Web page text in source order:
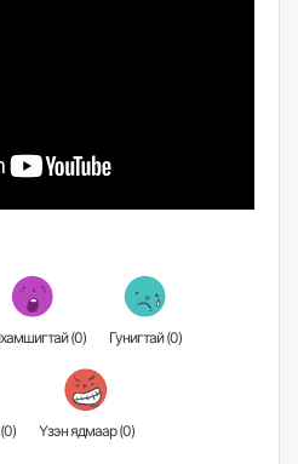
Гайхамшигтай (0) Гунигтай (0)
Жихүүцмээр (0) Үзэн ядмаар (0)